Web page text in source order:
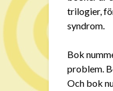
trilogier,
syndrom.
Bok
problem.
Och bok